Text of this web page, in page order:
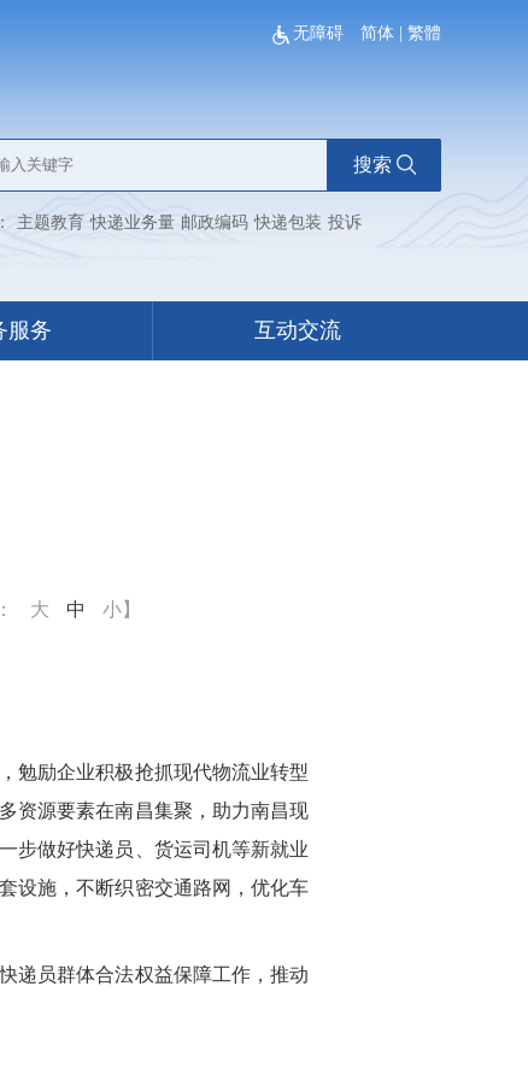
无障碍 简体 繁體
搜索
主题教育 快递业务量 邮政编码 快递包装 投诉
服务 互动交流
大 中 小】
勉励企业积极抢抓现代物流业转型
资源要素在南昌集聚，助力南昌现
步做好快递员、货运司机等新就业
设施，不断织密交通路网，优化车
递员群体合法权益保障工作，推动